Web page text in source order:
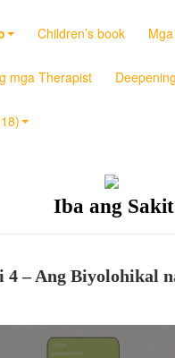
Children’s book
mga Therapist Deepening
Iba ang Sakit
4 – Ang Biyolohikal